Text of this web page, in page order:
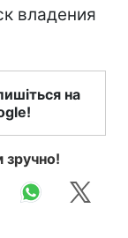
владения
на
зручно!